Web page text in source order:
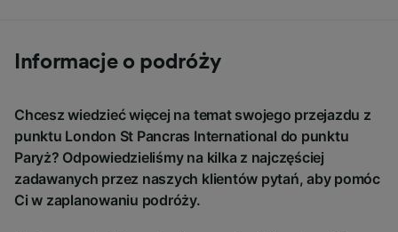
Informacje o podróży
Chcesz wiedzieć więcej na temat swojego przejazdu z
punktu London St Pancras International do punktu
Paryż? Odpowiedzieliśmy na kilka z najczęściej
zadawanych przez naszych klientów pytań, aby pomóc
Ci w zaplanowaniu podróży.